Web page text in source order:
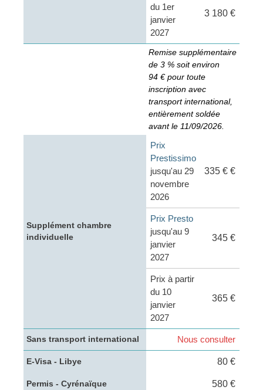
du 1er
janvier
2027
3 180 €
Remise supplémentaire
de 3 % soit environ
94 € pour toute
inscription avec
transport international,
entièrement soldée
avant le 11/09/2026.
Supplément chambre
individuelle
Prix
Prestissimo
jusqu'au 29
novembre
2026
335 € €
Prix Presto
jusqu'au 9
janvier
2027
345 €
Prix à partir
du 10
janvier
2027
365 €
Sans transport international Nous consulter
E-Visa - Libye 80 €
Permis - Cyrénaïque 580 €